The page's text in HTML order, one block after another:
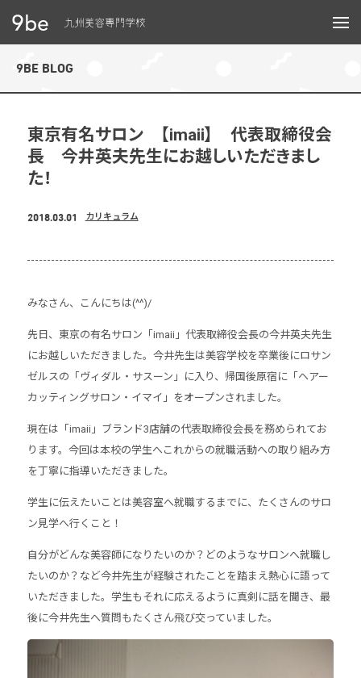
9BE BLOG
東京有名サロン 【imaii】 代表取締役会
長 今井英夫先生にお越しいただきまし
た！
2018.03.01 カリキュラム
みなさん、こんにちは(^^)/
先日、東京の有名サロン「imaii」代表取締役会長の今井英夫先生
にお越しいただきました。今井先生は美容学校を卒業後にロサン
ゼルスの「ヴィダル・サスーン」に入り、帰国後原宿に「ヘアー
カッティングサロン・イマイ」をオープンされました。
現在は「imaii」ブランド3店舗の代表取締役会長を務められてお
ります。今回は本校の学生へこれからの就職活動への取り組み方
を丁寧に指導いただきました。
学生に伝えたいことは美容室へ就職するまでに、たくさんのサロ
ン見学へ行くこと！
自分がどんな美容師になりたいのか？どのようなサロンへ就職し
たいのか？など今井先生が経験されたことを踏まえ熱心に語って
いただきました。学生もそれに応えるように真剣に話を聞き、最
後に今井先生へ質問もたくさん飛び交っていました。